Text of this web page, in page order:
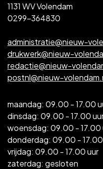
1131 WV Volendam
0299-364830
administratie@nieuw-
drukwerk@nieuw-
redactie@nieuw-
postnl@nieuw-
maandag: 09.00 - 17.00
dinsdag: 09.00 - 17.00
woensdag: 09.00 - 17.00
donderdag: 09.00 -
vrijdag: 09.00 - 17.00 uur
zaterdag: gesloten